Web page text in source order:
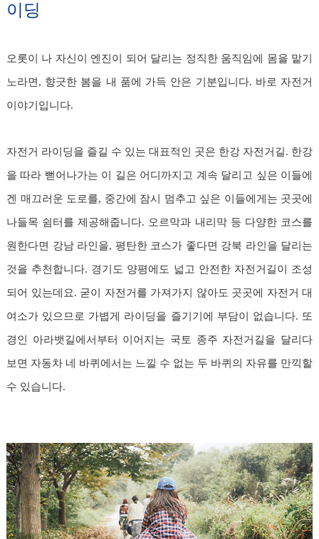
이딩
오롯이 나 자신이 엔진이 되어 달리는 정직한 움직임에 몸을 맡기
노라면, 향긋한 봄을 내 품에 가득 안은 기분입니다. 바로 자전거
이야기입니다.
자전거 라이딩을 즐길 수 있는 대표적인 곳은 한강 자전거길. 한강
을 따라 뻗어나가는 이 길은 어디까지고 계속 달리고 싶은 이들에
겐 매끄러운 도로를, 중간에 잠시 멈추고 싶은 이들에게는 곳곳에
나들목 쉼터를 제공해줍니다. 오르막과 내리막 등 다양한 코스를
원한다면 강남 라인을, 평탄한 코스가 좋다면 강북 라인을 달리는
것을 추천합니다. 경기도 양평에도 넓고 안전한 자전거길이 조성
되어 있는데요. 굳이 자전거를 가져가지 않아도 곳곳에 자전거 대
여소가 있으므로 가볍게 라이딩을 즐기기에 부담이 없습니다. 또
경인 아라뱃길에서부터 이어지는 국토 종주 자전거길을 달리다
보면 자동차 네 바퀴에서는 느낄 수 없는 두 바퀴의 자유를 만끽할
수 있습니다.